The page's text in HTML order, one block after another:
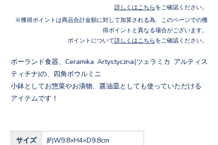
詳しくはこちら をご確認ください。
獲得ポイントは商品合計金額に対して加算される為、このページでの獲
得ポイントと異なる場合がございます。
ポイントについて詳しくはこちら をご確認ください。
ポーランド食器、Ceramika Artystyczna(ツェラミカ アルティス
ティチナ)の、四角ボウルミニ
小鉢としてお惣菜やお漬物、醤油皿としても使っていただける
アイテムです！
サイズ
約W9.8×H4×D9.8cm